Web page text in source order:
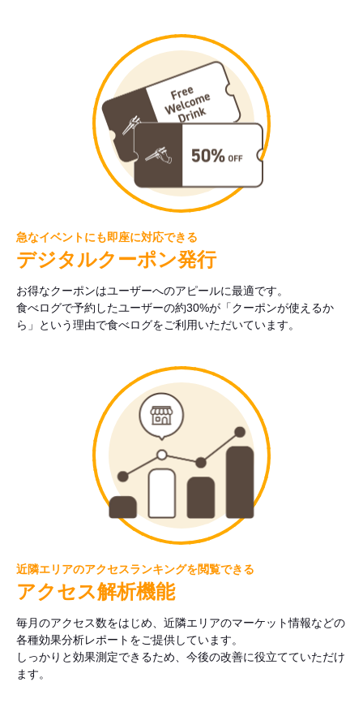
急なイベントにも即座に対応できる
デジタルクーポン発行
お得なクーポンはユーザーへのアピールに最適です。
食べログで予約したユーザーの約30%が「クーポンが使えるか
ら」という理由で食べログをご利用いただいています。
近隣エリアのアクセスランキングを閲覧できる
アクセス解析機能
毎月のアクセス数をはじめ、近隣エリアのマーケット情報などの
各種効果分析レポートをご提供しています。
しっかりと効果測定できるため、今後の改善に役立てていただけ
ます。